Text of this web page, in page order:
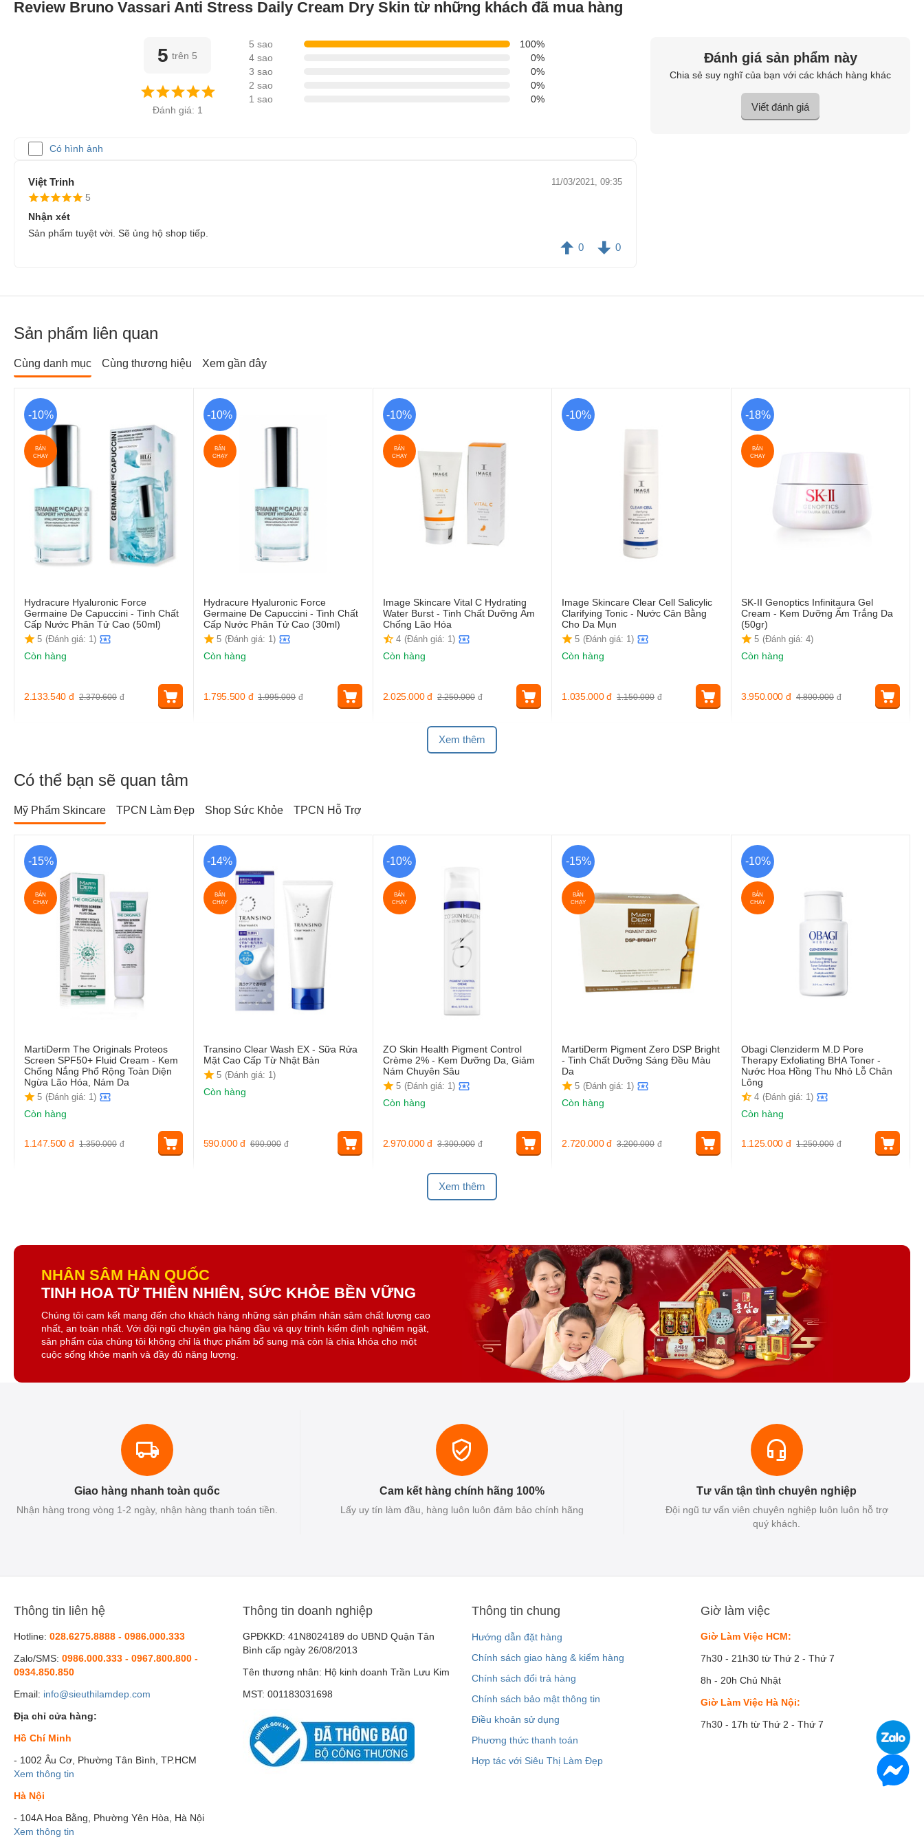
Review Bruno Vassari Anti Stress Daily Cream Dry Skin từ những khách đã mua hàng
5 trên 5
Đánh giá: 1
5 sao
100%
4 sao
0%
3 sao
0%
2 sao
0%
1 sao
0%
Có hình ảnh
Việt Trinh 11/03/2021, 09:35
5
Nhận xét
Sản phẩm tuyệt vời. Sẽ ủng hộ shop tiếp.
0 0
Đánh giá sản phẩm này
Chia sẻ suy nghĩ của bạn với các khách hàng khác
Viết đánh giá
Sản phẩm liên quan
Cùng danh mục Cùng thương hiệu Xem gần đây
-10%
BÁN
CHẠY
Hydracure Hyaluronic Force
Germaine De Capuccini - Tinh Chất
Cấp Nước Phân Tử Cao (50ml)
5 (Đánh giá: 1)
Còn hàng
2.370.600 đ
2.133.540 đ
-10%
BÁN
CHẠY
Hydracure Hyaluronic Force
Germaine De Capuccini - Tinh Chất
Cấp Nước Phân Tử Cao (30ml)
5 (Đánh giá: 1)
Còn hàng
1.995.000 đ
1.795.500 đ
-10%
BÁN
CHẠY
Image Skincare Vital C Hydrating
Water Burst - Tinh Chất Dưỡng Ẩm
Chống Lão Hóa
4 (Đánh giá: 1)
Còn hàng
2.250.000 đ
2.025.000 đ
-10%
Image Skincare Clear Cell Salicylic
Clarifying Tonic - Nước Cân Bằng
Cho Da Mụn
5 (Đánh giá: 1)
Còn hàng
1.150.000 đ
1.035.000 đ
-18%
BÁN
CHẠY
SK-II Genoptics Infinitaura Gel
Cream - Kem Dưỡng Ẩm Trắng Da
(50gr)
5 (Đánh giá: 4)
Còn hàng
4.800.000 đ
3.950.000 đ
Xem thêm
Có thể bạn sẽ quan tâm
Mỹ Phẩm Skincare TPCN Làm Đẹp Shop Sức Khỏe TPCN Hỗ Trợ
-15%
BÁN
CHẠY
MartiDerm The Originals Proteos
Screen SPF50+ Fluid Cream - Kem
Chống Nắng Phổ Rộng Toàn Diện
Ngừa Lão Hóa, Nám Da
5 (Đánh giá: 1)
Còn hàng
1.350.000 đ
1.147.500 đ
-14%
BÁN
CHẠY
Transino Clear Wash EX - Sữa Rửa
Mặt Cao Cấp Từ Nhật Bản
5 (Đánh giá: 1)
Còn hàng
690.000 đ
590.000 đ
-10%
BÁN
CHẠY
ZO Skin Health Pigment Control
Crème 2% - Kem Dưỡng Da, Giảm
Nám Chuyên Sâu
5 (Đánh giá: 1)
Còn hàng
3.300.000 đ
2.970.000 đ
-15%
BÁN
CHẠY
MartiDerm Pigment Zero DSP Bright
- Tinh Chất Dưỡng Sáng Đều Màu
Da
5 (Đánh giá: 1)
Còn hàng
3.200.000 đ
2.720.000 đ
-10%
BÁN
CHẠY
Obagi Clenziderm M.D Pore
Therapy Exfoliating BHA Toner -
Nước Hoa Hồng Thu Nhỏ Lỗ Chân
Lông
4 (Đánh giá: 1)
Còn hàng
1.250.000 đ
1.125.000 đ
Xem thêm
NHÂN SÂM HÀN QUỐC
TINH HOA TỪ THIÊN NHIÊN, SỨC KHỎE BỀN VỮNG
Chúng tôi cam kết mang đến cho khách hàng những sản phẩm nhân sâm chất lượng cao
nhất, an toàn nhất. Với đội ngũ chuyên gia hàng đầu và quy trình kiểm định nghiêm ngặt,
sản phẩm của chúng tôi không chỉ là thực phẩm bổ sung mà còn là chìa khóa cho một
cuộc sống khỏe mạnh và đầy đủ năng lượng.
Giao hàng nhanh toàn quốc
Nhận hàng trong vòng 1-2 ngày, nhận hàng thanh toán tiền.
Cam kết hàng chính hãng 100%
Lấy uy tín làm đầu, hàng luôn luôn đảm bảo chính hãng
Tư vấn tận tình chuyên nghiệp
Đội ngũ tư vấn viên chuyên nghiệp luôn luôn hỗ trợ
quý khách.
Thông tin liên hệ
Hotline: 028.6275.8888 - 0986.000.333
Zalo/SMS: 0986.000.333 - 0967.800.800 -
0934.850.850
Email: info@sieuthilamdep.com
Địa chỉ cửa hàng:
Hồ Chí Minh
- 1002 Âu Cơ, Phường Tân Bình, TP.HCM
Xem thông tin
Hà Nội
- 104A Hoa Bằng, Phường Yên Hòa, Hà Nội
Xem thông tin
Thông tin doanh nghiệp
GPĐKKD: 41N8024189 do UBND Quận Tân
Bình cấp ngày 26/08/2013
Tên thương nhân: Hộ kinh doanh Trần Lưu Kim
MST: 001183031698
Thông tin chung
Hướng dẫn đặt hàng
Chính sách giao hàng & kiểm hàng
Chính sách đổi trả hàng
Chính sách bảo mật thông tin
Điều khoản sử dụng
Phương thức thanh toán
Hợp tác với Siêu Thị Làm Đẹp
Giờ làm việc
Giờ Làm Việc HCM:
7h30 - 21h30 từ Thứ 2 - Thứ 7
8h - 20h Chủ Nhật
Giờ Làm Việc Hà Nội:
7h30 - 17h từ Thứ 2 - Thứ 7